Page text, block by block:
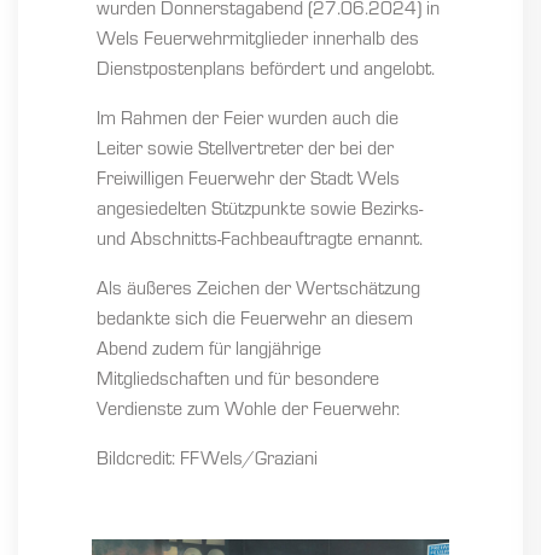
wurden Donnerstagabend (27.06.2024) in
Wels Feuerwehrmitglieder innerhalb des
Dienstpostenplans befördert und angelobt.
Im Rahmen der Feier wurden auch die
Leiter sowie Stellvertreter der bei der
Freiwilligen Feuerwehr der Stadt Wels
angesiedelten Stützpunkte sowie Bezirks-
und Abschnitts-Fachbeauftragte ernannt.
Als äußeres Zeichen der Wertschätzung
bedankte sich die Feuerwehr an diesem
Abend zudem für langjährige
Mitgliedschaften und für besondere
Verdienste zum Wohle der Feuerwehr.
Bildcredit: FFWels/Graziani